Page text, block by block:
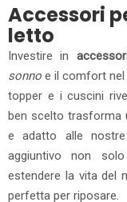
Accessori
letto
Investire in
sonno e il comfort nel
topper e i cuscini
ben scelto trasforma
e adatto alle nostre
aggiuntivo non
estendere la vita del
perfetta per riposare.